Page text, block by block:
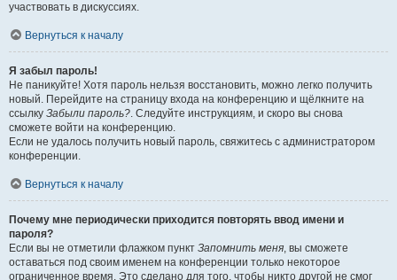
участвовать в дискуссиях.
Вернуться к началу
Я забыл пароль!
Не паникуйте! Хотя пароль нельзя восстановить, можно легко получить
новый. Перейдите на страницу входа на конференцию и щёлкните на
ссылку Забыли пароль?. Следуйте инструкциям, и скоро вы снова
сможете войти на конференцию.
Если не удалось получить новый пароль, свяжитесь с администратором
конференции.
Вернуться к началу
Почему мне периодически приходится повторять ввод имени и
пароля?
Если вы не отметили флажком пункт Запомнить меня, вы сможете
оставаться под своим именем на конференции только некоторое
ограниченное время. Это сделано для того, чтобы никто другой не смог